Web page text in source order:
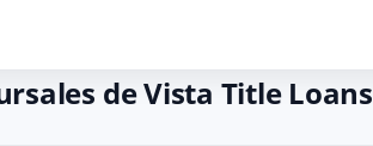
de Vista Title Loans